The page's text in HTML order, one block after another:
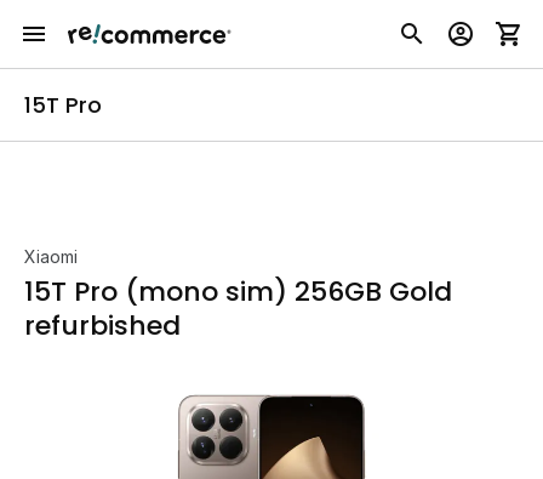
15T Pro
Xiaomi
15T Pro (mono sim) 256GB Gold
refurbished